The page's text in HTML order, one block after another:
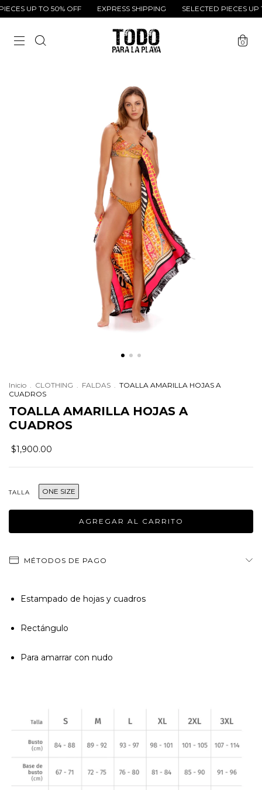
UP TO 50% OFF EXPRESS SHIPPING SELECTED PIECES UP
0
Inicio . CLOTHING . FALDAS . TOALLA AMARILLA HOJAS A
CUADROS
TOALLA AMARILLA HOJAS A
CUADROS
$1,900.00
TALLA ONE SIZE
MÉTODOS DE PAGO
Estampado de hojas y cuadros
Rectángulo
Para amarrar con nudo